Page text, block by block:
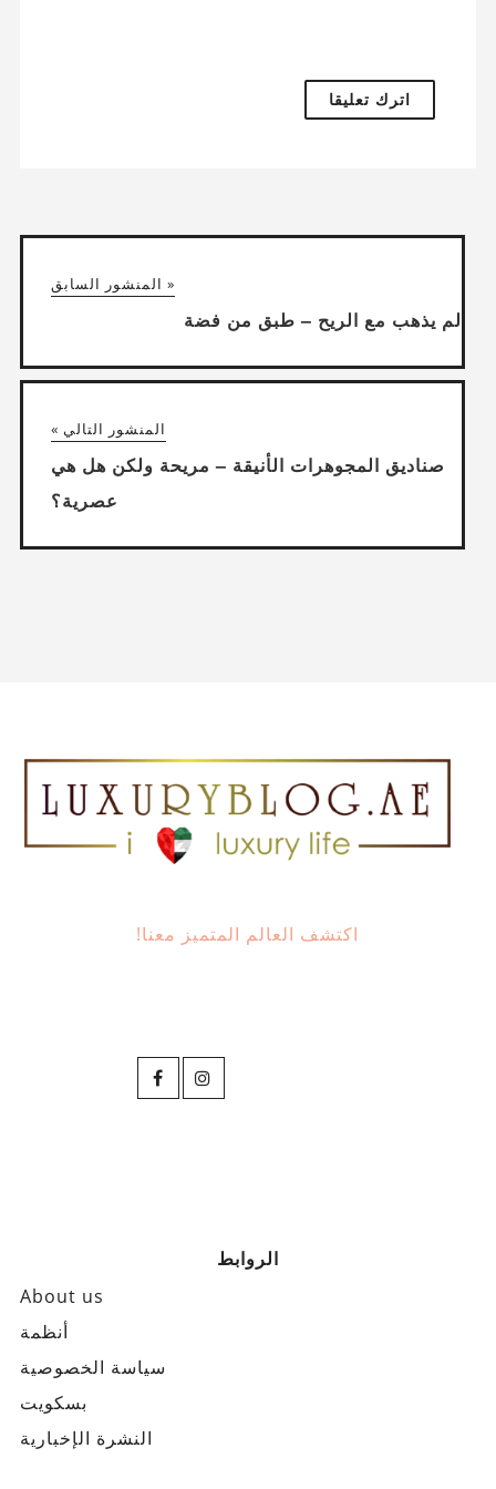
« المنشور السابق
لم يذهب مع الريح – طبق من فضة
المنشور التالي »
صناديق المجوهرات الأنيقة – مريحة ولكن هل هي
عصرية؟
اكتشف العالم المتميز معنا!
الروابط
About us
أنظمة
سياسة الخصوصية
بسكويت
النشرة الإخبارية